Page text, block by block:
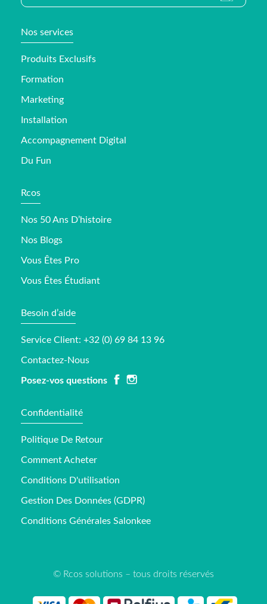
Nos services
Produits Exclusifs
Formation
Marketing
Installation
Accompagnement Digital
Du Fun
Rcos
Nos 50 Ans D’histoire
Nos Blogs
Vous Êtes Pro
Vous Êtes Étudiant
Besoin d’aide
Service Client: +32 (0) 69 84 13 96
Contactez-Nous
Posez-vos questions
Confidentialité
Politique De Retour
Comment Acheter
Conditions D'utilisation
Gestion Des Données (GDPR)
Conditions Générales Salonkee
© Rcos solutions – tous droits réservés